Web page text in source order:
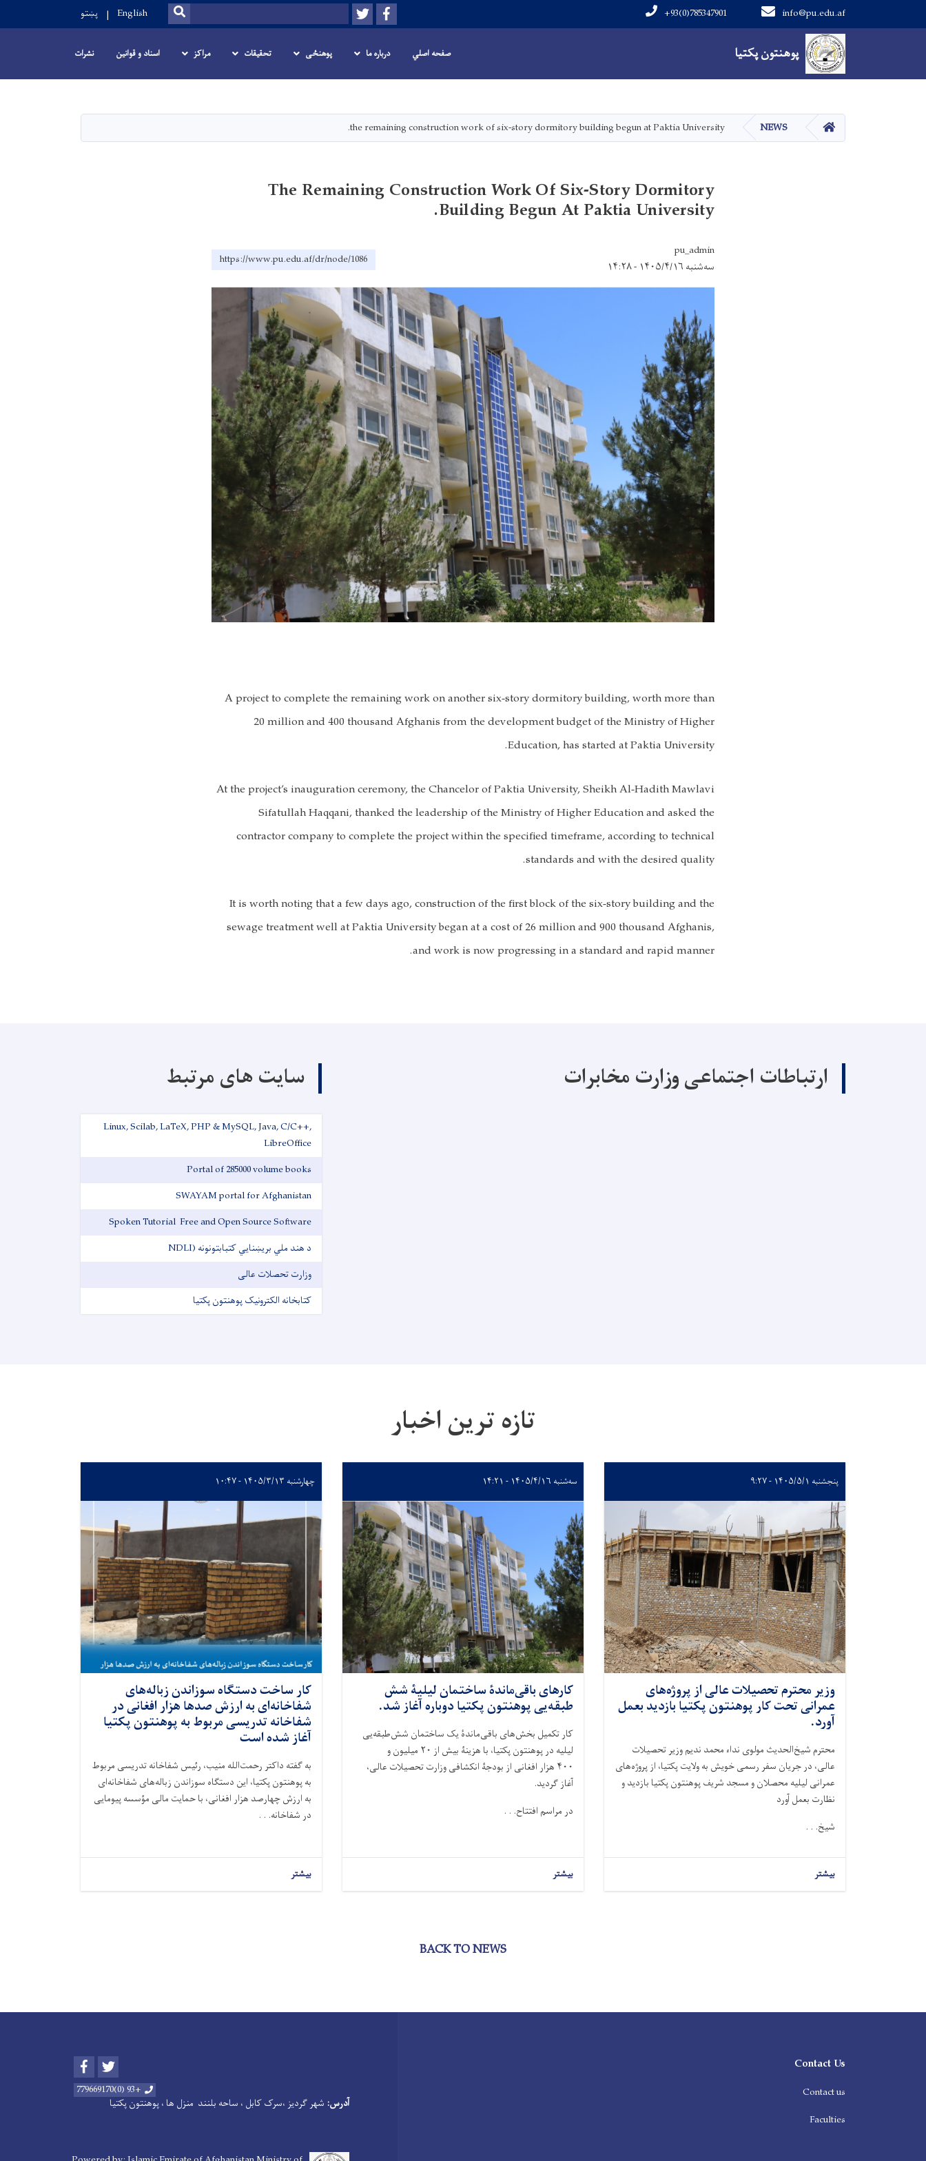
main
content
پوهنتون پکتیا
info@pu.edu.af
+93(0)785347901
Facebook
Twitter
Search
SEARCH
English پښتو
Main navigation
پوهنتون پکتیا صفحه اصلي درباره ما پوهنځی تحقیقات مراکز اسناد و قوانین نشرات
صفحه اصلیNEWS
the remaining construction work of six-story dormitory building begun at Paktia University.
The Remaining Construction Work Of Six-Story Dormitory
Building Begun At Paktia University.
pu_admin
سه‌شنبه ۱۴۰۵/۴/۱۶ - ۱۴:۲۸
https://www.pu.edu.af/dr/node/1086
A project to complete the remaining work on another six-story dormitory building, worth more than
20 million and 400 thousand Afghanis from the development budget of the Ministry of Higher
Education, has started at Paktia University.
At the project’s inauguration ceremony, the Chancelor of Paktia University, Sheikh Al-Hadith Mawlavi
Sifatullah Haqqani, thanked the leadership of the Ministry of Higher Education and asked the
contractor company to complete the project within the specified timeframe, according to technical
standards and with the desired quality.
It is worth noting that a few days ago, construction of the first block of the six-story building and the
sewage treatment well at Paktia University began at a cost of 26 million and 900 thousand Afghanis,
and work is now progressing in a standard and rapid manner.
ارتباطات اجتماعی وزارت مخابرات سایت های مرتبط
Linux, Scilab, LaTeX, PHP & MySQL, Java, C/C++,
LibreOffice
Portal of 285000 volume books
SWAYAM portal for Afghanistan
Spoken Tutorial ‌ Free and Open Source Software
د هند ملي بریښنایي کتبابتونونه (NDLI
وزارت تحصلات عالی
کتابخانه الکترونیک پوهنتون پکتیا
تازه ترین اخبار
پنجشنبه ۱۴۰۵/۵/۱ - ۹:۲۷
وزیر محترم تحصیلات عالی از پروژه‌های
عمرانی تحت کار پوهنتون پکتیا بازدید بعمل
آورد.
محترم شیخ‌الحدیث مولوی نداء محمد ندیم وزیر تحصیلات
عالی، در جریان سفر رسمی خویش به ولایت پکتیا، از پروژه‌های
عمرانی لیلیه محصلان و مسجد شریف پوهنتون پکتیا بازدید و
نظارت بعمل آورد
شیخ. . .
بیشتر
سه‌شنبه ۱۴۰۵/۴/۱۶ - ۱۴:۲۱
کارهای باقی‌ماندۀ ساختمان لیلیۀ شش
طبقه‌یی پوهنتون پکتیا دوباره آغاز شد.
کار تکمیل بخش‌های باقی‌ماندۀ یک ساختمان شش‌طبقه‌یی
لیلیه در پوهنتون پکتیا، با هزینۀ بیش از ۲۰ میلیون و
۴۰۰ هزار افغانی از بودجۀ انکشافی وزارت تحصیلات عالی،
آغاز گردید.
در مراسم افتتاح. . .
بیشتر
چهارشنبه ۱۴۰۵/۳/۱۳ - ۱۰:۴۷
کار ساخت دستگاه سوزاندن زباله‌های
شفاخانه‌ای به ارزش صدها هزار افغانی در
شفاخانه تدریسی مربوط به پوهنتون پکتیا
آغاز شده است
به گفته داکتر رحمت‌الله منیب، رئیس شفاخانه تدریسی مربوط
به پوهنتون پکتیا، این دستگاه سوزاندن زباله‌های شفاخانه‌ای
به ارزش چهارصد هزار افغانی، با حمایت مالی مؤسسه پیومایی
در شفاخانه. . .
بیشتر
BACK TO NEWS
Contact Us
Contact us
Faculties
Facebook
+93 (0)779669170
آدرس: شهر گردیز ،سرک کابل ، ساحه بلنند منزل ها ، پوهنتون پکتیا